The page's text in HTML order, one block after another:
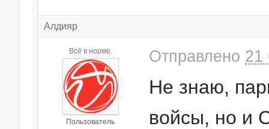
Алдияр
Всё в норме.
Пользователь
Отправлено 21
Не знаю,
войсы, но и